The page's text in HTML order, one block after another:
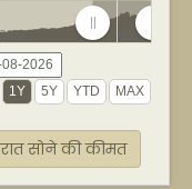
2024 2026
सोने की कीमत